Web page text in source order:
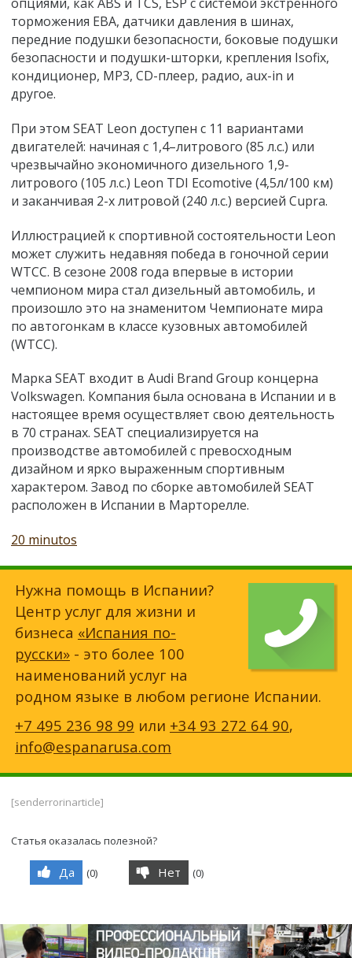
торможения EBA, датчики давления в шинах,
передние подушки безопасности, боковые подушки
безопасности и подушки-шторки, крепления Isofix,
кондиционер, MP3, CD-плеер, радио, aux-in и
другое.
При этом SEAT Leon доступен с 11 вариантами
двигателей: начиная с 1,4–литрового (85 л.с.) или
чрезвычайно экономичного дизельного 1,9-
литрового (105 л.с.) Leon TDI Ecomotive (4,5л/100 км)
и заканчивая 2-х литровой (240 л.с.) версией Cupra.
Иллюстрацией к спортивной состоятельности Leon
может служить недавняя победа в гоночной серии
WTCC. В сезоне 2008 года впервые в истории
чемпионом мира стал дизельный автомобиль, и
произошло это на знаменитом Чемпионате мира
по автогонкам в классе кузовных автомобилей
(WTCC).
Марка SEAT входит в Audi Brand Group концерна
Volkswagen. Компания была основана в Испании и в
настоящее время осуществляет свою деятельность
в 70 странах. SEAT специализируется на
производстве автомобилей с превосходным
дизайном и ярко выраженным спортивным
характером. Завод по сборке автомобилей SEAT
расположен в Испании в Марторелле.
20 minutos
Нужна помощь в Испании?
Центр услуг для жизни и
бизнеса «Испания по-
русски» - это более 100
наименований услуг на
родном языке в любом регионе Испании.
+7 495 236 98 99 или +34 93 272 64 90,
info@espanarusa.com
[senderrorinarticle]
Статья оказалась полезной?
Да (0) Нет (0)